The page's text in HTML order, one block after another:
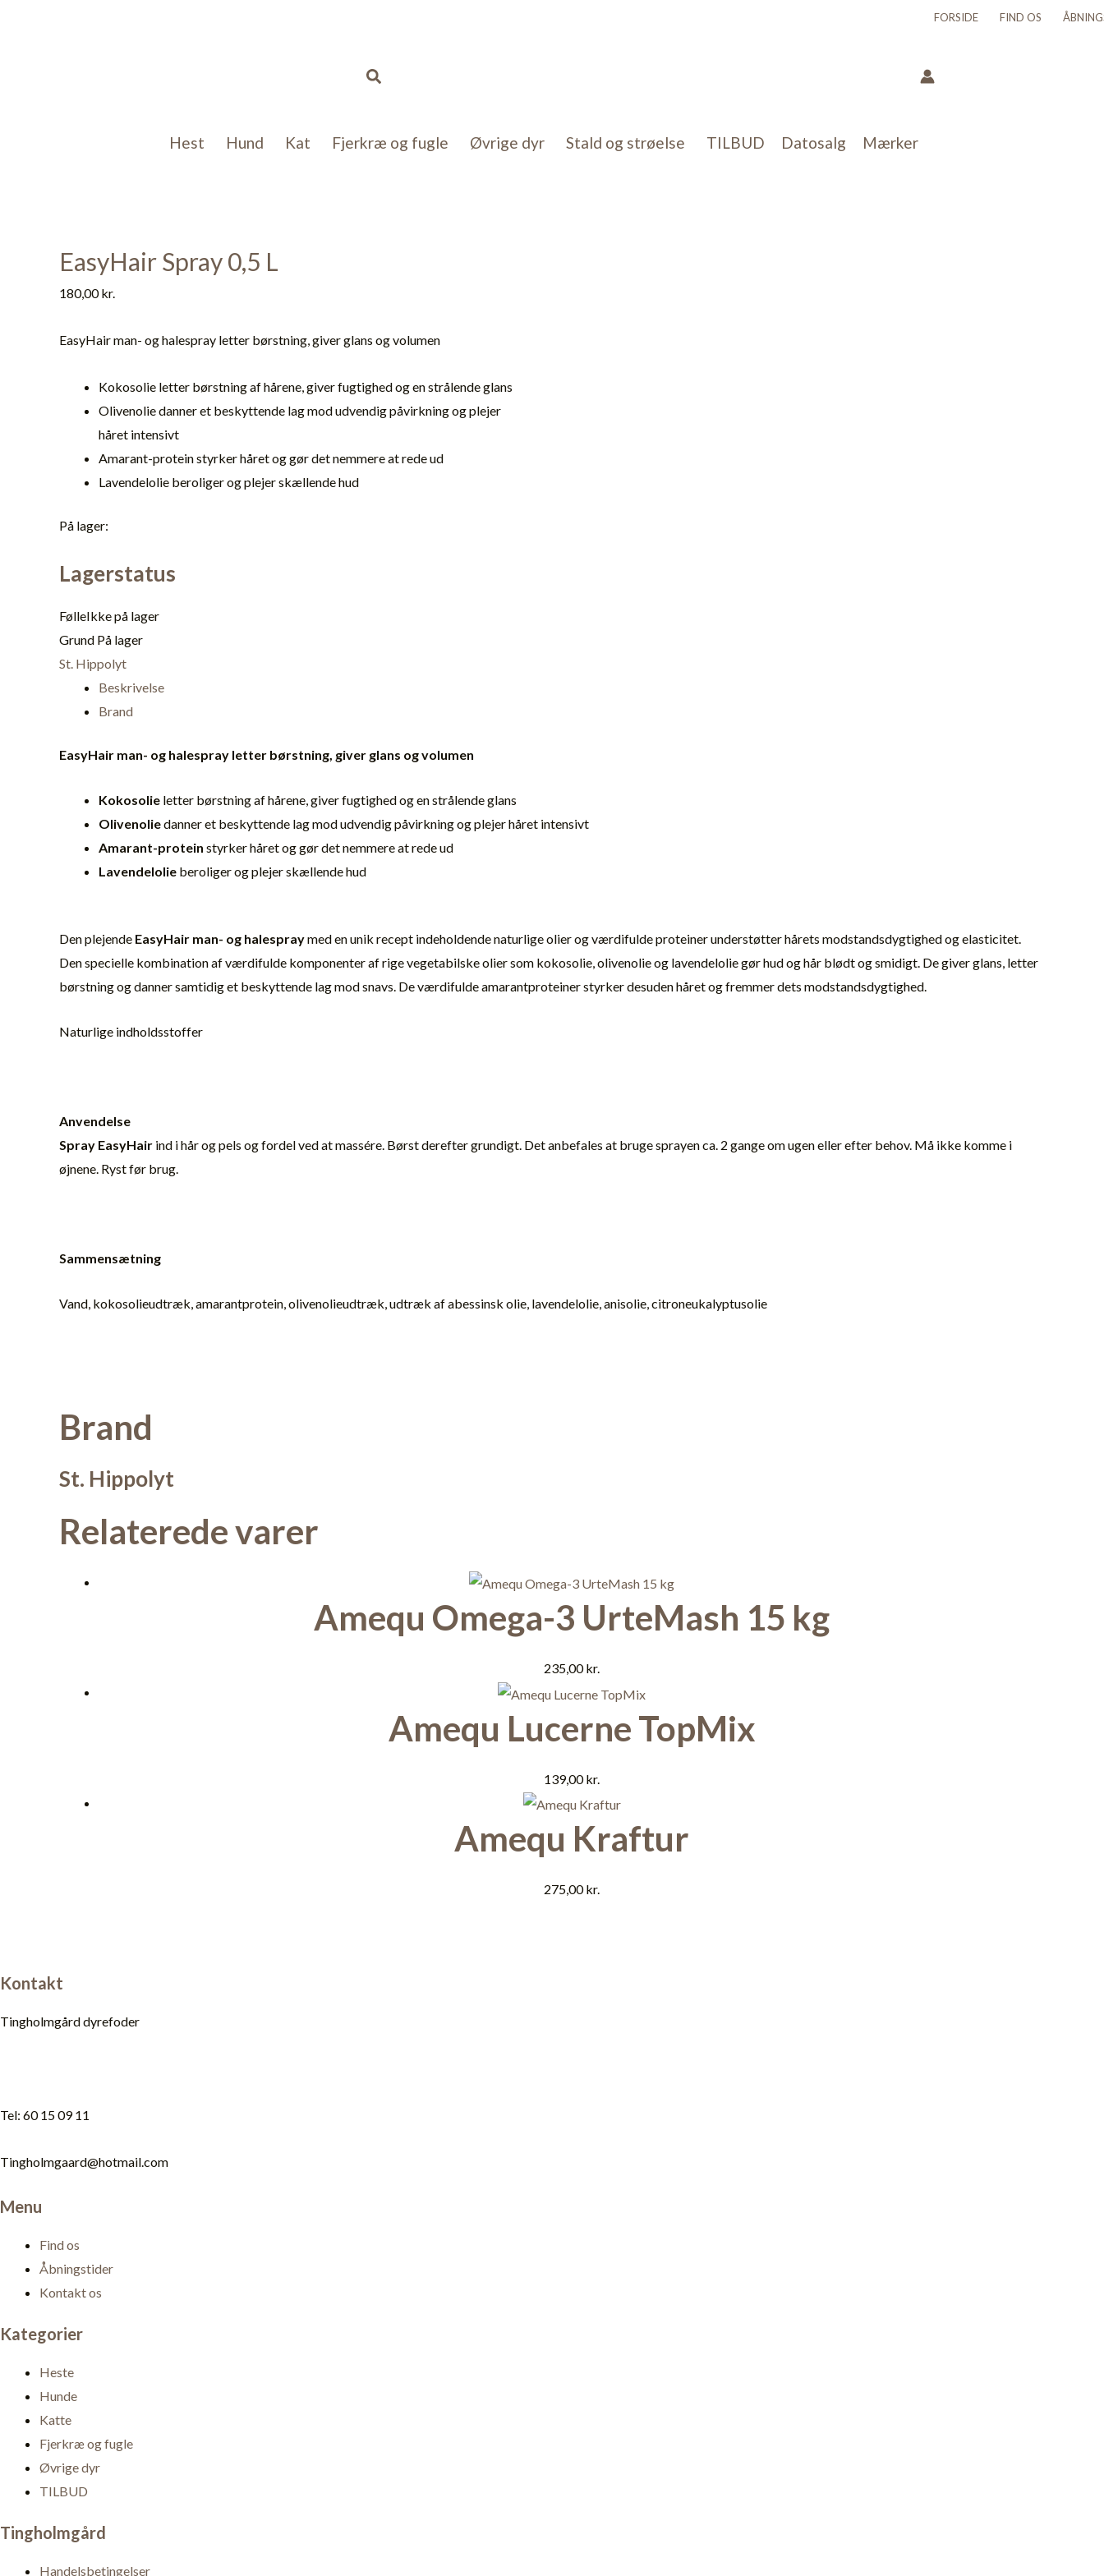
FORSIDE FIND OS
Søg
Hest Hund Kat Fjerkræ og fugle Øvrige dyr Stald og strøelse TILBUD Datosalg Mærker
EasyHair Spray 0,5 L
180,00kr.
EasyHair man- og halespray letter børstning, giver glans og volumen
Kokosolie letter børstning af hårene, giver fugtighed og en strålende glans
Olivenolie danner et beskyttende lag mod udvendig påvirkning og plejer
håret intensivt
Amarant-protein styrker håret og gør det nemmere at rede ud
Lavendelolie beroliger og plejer skællende hud
På lager:
Lagerstatus
FølleIkke på lager
Grund På lager
St. Hippolyt
Beskrivelse
Brand
EasyHair man- og halespray letter børstning, giver glans og volumen
Kokosolie letter børstning af hårene, giver fugtighed og en strålende glans
Olivenoliedanner et beskyttende lag mod udvendig påvirkning og plejer håret intensivt
Amarant-protein styrker håret og gør det nemmere at rede ud
Lavendelolie beroliger og plejer skællende hud
Den plejende EasyHair man- og halespraymed en unik recept indeholdende naturlige olier og værdifulde proteiner understøtter hårets modstandsdygtighed og elasticitet.
Den specielle kombination af værdifulde komponenter af rige vegetabilske olier som kokosolie, olivenolie og lavendelolie gør hud og hår blødt og smidigt. De giver glans, letter
børstning og danner samtidig et beskyttende lag mod snavs. De værdifulde amarantproteiner styrker desuden håret og fremmer dets modstandsdygtighed.
Naturlige indholdsstoffer
Anvendelse
Spray EasyHair ind i hår og pels og fordel ved at massére. Børst derefter grundigt. Det anbefales at bruge sprayen ca. 2 gange om ugen eller efter behov. Må ikke komme i
øjnene. Ryst før brug.
Sammensætning
Vand, kokosolieudtræk, amarantprotein, olivenolieudtræk, udtræk af abessinsk olie, lavendelolie, anisolie, citroneukalyptusolie
Brand
St. Hippolyt
Relaterede varer
Amequ Omega-3 UrteMash 15 kg
235,00kr.
Amequ Lucerne TopMix
139,00kr.
Amequ Kraftur
275,00kr.
Kontakt
Tingholmgård dyrefoder
Tel: 60 15 09 11
Tingholmgaard@hotmail.com
Menu
Find os
Åbningstider
Kontakt os
Kategorier
Heste
Hunde
Katte
Fjerkræ og fugle
Øvrige dyr
TILBUD
Tingholmgård
Handelsbetingelser